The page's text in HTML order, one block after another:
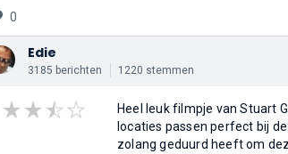
0
Edie
3185 berichten 1220 stemmen
Heel leuk filmpje van Stuart
locaties passen perfect bij
zolang geduurd heeft om